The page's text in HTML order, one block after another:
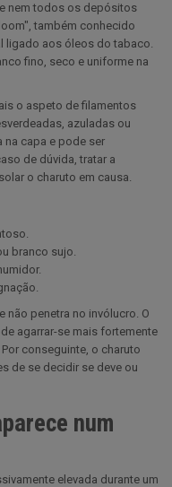
nem todos os depósitos
também conhecido
ligado aos óleos do tabaco.
fino, seco e uniforme na
o aspeto de filamentos
azuladas ou
na capa e pode ser
de dúvida, tratar a
o charuto em causa.
branco sujo.
não penetra no invólucro. O
agarrar-se mais fortemente
conseguinte, o charuto
de se decidir se deve ou
num
elevada durante um